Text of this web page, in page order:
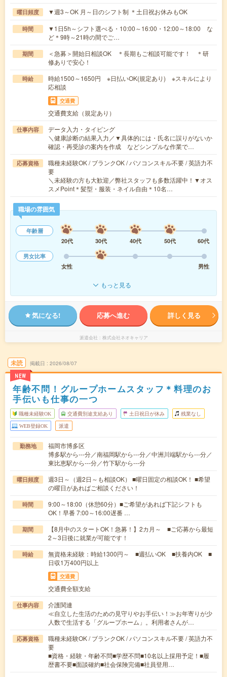
曜日頻度 ▼週3～OK 月～日のシフト制 ＊土日祝お休みもOK
時間
▼1日5h～シフト選べる・10:00～16:00・12:00～18:00 な
ど＊9時～21時の間でご…
期間
＜急募＞開始日相談OK ＊長期もご相談可能です！ ＊研
修ありで安心！
時給
時給1500～1650円 ※日払いOK(規定あり) ※スキルにより
応相談
交通費
交通費支給（規定あり）
仕事内容
データ入力・タイピング
＼健康診断の結果入力／▼具体的には・氏名に誤りがないか
確認・再受診の案内を作成 などシンプルな作業で…
応募資格
職種未経験OK / ブランクOK / パソコンスキル不要 / 英語力不
要
＼未経験の方も大歓迎／弊社スタッフも多数活躍中！▼オス
スメPoint＊髪型・服装・ネイル自由＊10名…
職場の雰囲気
年齢層
20代
30代 40代 50代
60代
男女比率
女性
男性
もっと見る
気になる! 応募へ進む 詳しく見る
派遣会社 株式会社ネオキャリア
未読
NEW
掲載日 2026/08/07
年齢不問！グループホームスタッフ＊料理のお
手伝いも仕事の一つ
職種未経験OK 交通費別途支給あり 土日祝日が休み 残業なし
WEB登録OK 派遣
勤務地
福岡市博多区
博多駅から---分／南福岡駅から---分／中洲川端駅から---分／
東比恵駅から---分／竹下駅から---分
曜日頻度
週3日～（週2日～も相談OK） ■曜日固定の相談OK！ ■希望
の曜日があればご相談ください！
時間
9:00～18:00（休憩60分）■ご希望があれば下記シフトも
OK！早番 7:00～16:00遅番 …
期間
【8月中のスタートOK！急募！】2カ月～ ■ご応募から最短
2～3日後に就業が可能です！
時給
無資格未経験：時給1300円～ ■週払いOK ■扶養内OK ■
日収1万400円以上
交通費
交通費全額支給
仕事内容
介護関連
≪自立した生活のための見守りやお手伝い！≫お年寄りが少
人数で生活する「グループホーム」。利用者さんが…
応募資格
職種未経験OK / ブランクOK / パソコンスキル不要 / 英語力不
要
■資格・経験・年齢不問■学歴不問■10名以上採用予定！■履
歴書不要■面談確約■社会保険完備■社員登用…